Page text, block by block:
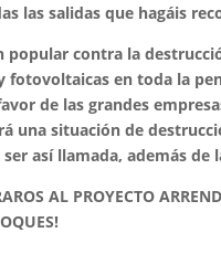
las salidas que hagáis
contra la
fotovoltaicas en toda la
de las grandes
una situación de
así llamada, además de
AL PROYECTO